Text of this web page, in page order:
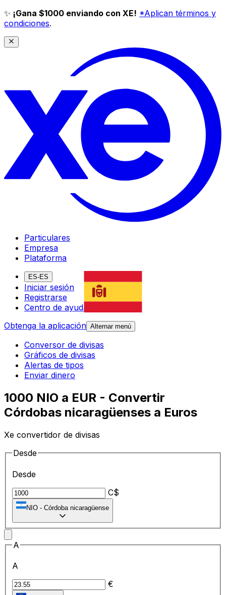
✨ ¡Gana $1000 enviando con XE! *Aplican términos y
condiciones.
Particulares
Empresa
Plataforma
ES-ES
Iniciar sesión
Registrarse
Centro de ayuda
Obtenga la aplicación Alternar menú
Conversor de divisas
Gráficos de divisas
Alertas de tipos
Enviar dinero
1000 NIO a EUR - Convertir
Córdobas nicaragüenses a Euros
Xe convertidor de divisas
Desde
Desde
C$
NIO - Córdoba nicaragüense
A
A
€